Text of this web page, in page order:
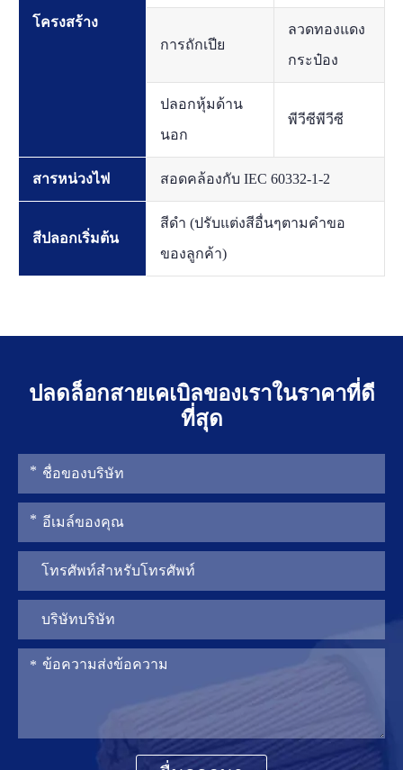
โครงสร้าง
การถักเปีย
ลวดทองแดง
กระป๋อง
ปลอกหุ้มด้าน
นอก
พีวีซีพีวีซี
สารหน่วงไฟ สอดคล้องกับ IEC 60332-1-2
สีปลอกเริ่มต้น
สีดำ (ปรับแต่งสีอื่นๆตามคำขอ
ของลูกค้า)
ปลดล็อกสายเคเบิลของเราในราคาที่ดี
ที่สุด